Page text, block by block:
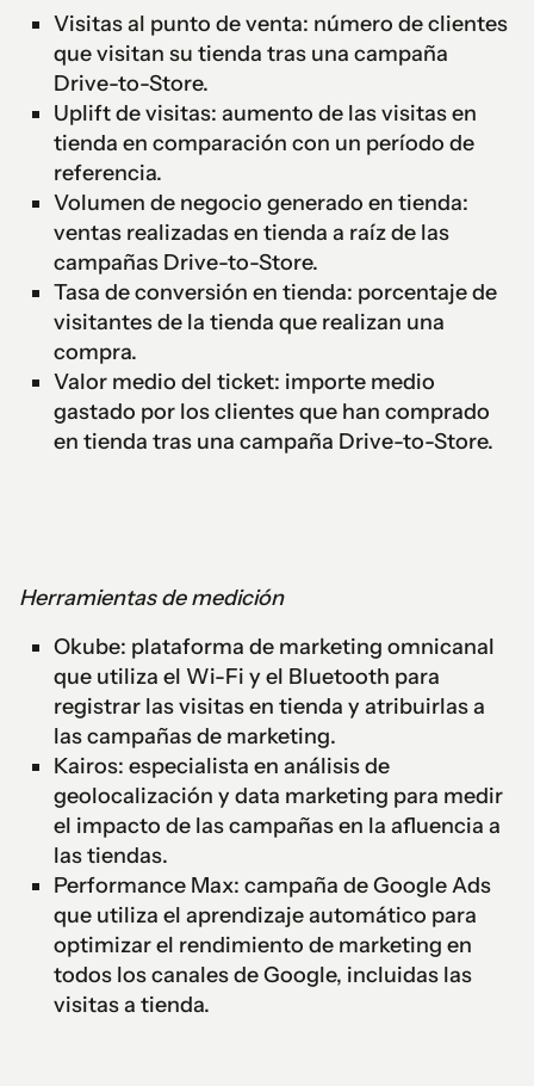
Visitas al punto de venta: número de clientes
que visitan su tienda tras una campaña
Drive-to-Store.
Uplift de visitas: aumento de las visitas en
tienda en comparación con un período de
referencia.
Volumen de negocio generado en tienda:
ventas realizadas en tienda a raíz de las
campañas Drive-to-Store.
Tasa de conversión en tienda: porcentaje de
visitantes de la tienda que realizan una
compra.
Valor medio del ticket: importe medio
gastado por los clientes que han comprado
en tienda tras una campaña Drive-to-Store.
Herramientas de medición
Okube: plataforma de marketing omnicanal
que utiliza el Wi-Fi y el Bluetooth para
registrar las visitas en tienda y atribuirlas a
las campañas de marketing.
Kairos: especialista en análisis de
geolocalización y data marketing para medir
el impacto de las campañas en la afluencia a
las tiendas.
Performance Max: campaña de Google Ads
que utiliza el aprendizaje automático para
optimizar el rendimiento de marketing en
todos los canales de Google, incluidas las
visitas a tienda.